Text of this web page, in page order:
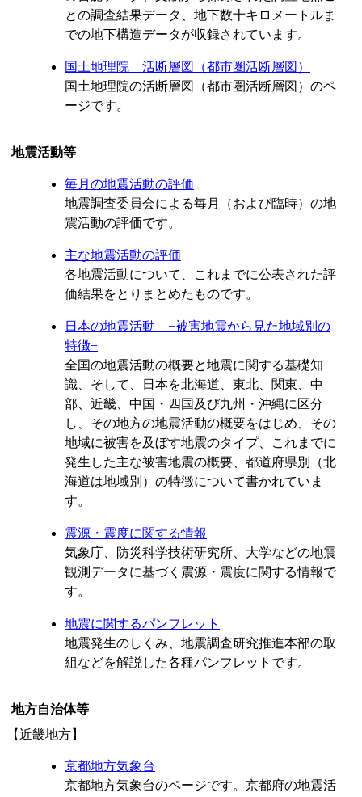
との調査結果データ、地下数十キロメートルま
での地下構造データが収録されています。
国土地理院 活断層図（都市圏活断層図）
国土地理院の活断層図（都市圏活断層図）のペ
ージです。
震活動等
毎月の地震活動の評価
地震調査委員会による毎月（および臨時）の地
震活動の評価です。
主な地震活動の評価
各地震活動について、これまでに公表された評
価結果をとりまとめたものです。
日本の地震活動 −被害地震から見た地域別の
特徴−
全国の地震活動の概要と地震に関する基礎知
識、そして、日本を北海道、東北、関東、中
部、近畿、中国・四国及び九州・沖縄に区分
し、その地方の地震活動の概要をはじめ、その
地域に被害を及ぼす地震のタイプ、これまでに
発生した主な被害地震の概要、都道府県別（北
海道は地域別）の特徴について書かれていま
す。
震源・震度に関する情報
気象庁、防災科学技術研究所、大学などの地震
観測データに基づく震源・震度に関する情報で
す。
地震に関するパンフレット
地震発生のしくみ、地震調査研究推進本部の取
組などを解説した各種パンフレットです。
方自治体等
【近畿地方】
京都地方気象台
京都地方気象台のページです。京都府の地震活